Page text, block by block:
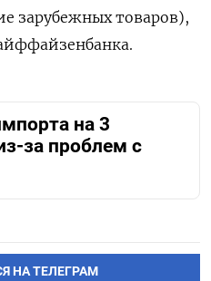
зарубежных товаров),
на 3
за проблем с
НА ТЕЛЕГРАМ